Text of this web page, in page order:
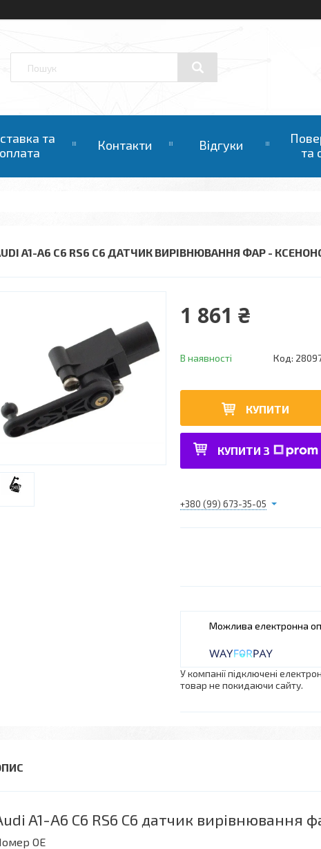
та
оплата
Контакти Відгуки
та
A1-A6 C6 RS6 C6 ДАТЧИК ВИРІВНЮВАННЯ ФАР -
1 861 ₴
В наявності Код:
КУПИТИ
КУПИТИ З
+380 (99) 673-35-05
У компанії підключені
товар не покидаючи сайту.
A1-A6 C6 RS6 C6 датчик вирівнювання
OE